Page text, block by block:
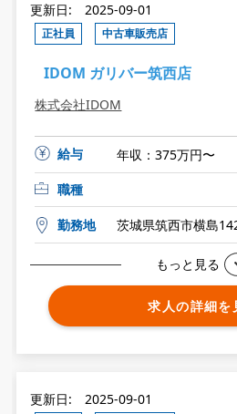
更新日: 2025-09-01
正社員 中古車販売店
IDOM ガリバー筑西店
株式会社IDOM
給与
年収：375万円〜
職種
勤務地 茨城県筑西市横島
もっと見る
求人の詳細を
更新日: 2025-09-01